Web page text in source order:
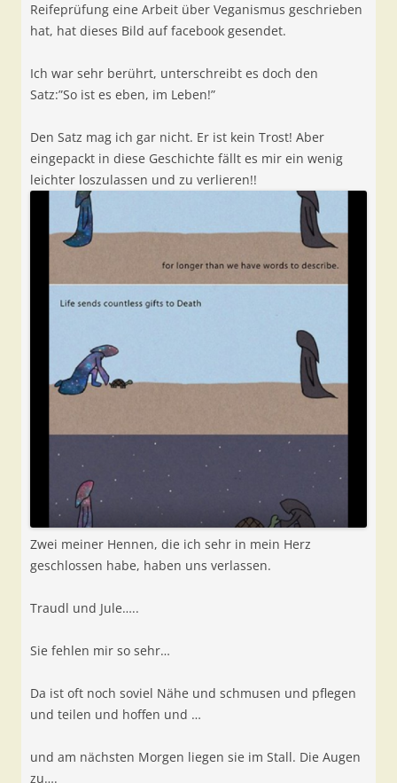
Reifeprüfung eine Arbeit über Veganismus geschrieben
hat, hat dieses Bild auf facebook gesendet.
Ich war sehr berührt, unterschreibt es doch den
Satz:”So ist es eben, im Leben!”
Den Satz mag ich gar nicht. Er ist kein Trost! Aber
eingepackt in diese Geschichte fällt es mir ein wenig
leichter loszulassen und zu verlieren!!
Zwei meiner Hennen, die ich sehr in mein Herz
geschlossen habe, haben uns verlassen.
Traudl und Jule…..
Sie fehlen mir so sehr…
Da ist oft noch soviel Nähe und schmusen und pflegen
und teilen und hoffen und …
und am nächsten Morgen liegen sie im Stall. Die Augen
zu….